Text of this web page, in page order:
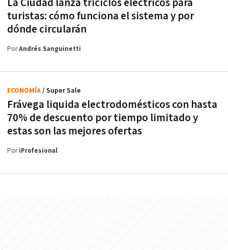
turistas: cómo funciona el sistema y por
dónde circularán
PorAndrés Sanguinetti
Frávega liquida electrodomésticos con hasta
70% de descuento por tiempo limitado y
estas son las mejores ofertas
ECONOMÍA/ Super Sale
PoriProfesional